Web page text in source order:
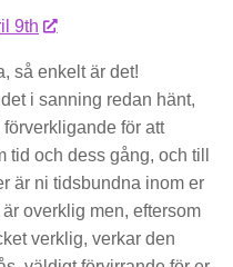
9th
så enkelt är det!
i sanning redan hänt,
för att
och dess gång, och till
är ni tidsbundna inom er
overklig men, eftersom
verklig, verkar den